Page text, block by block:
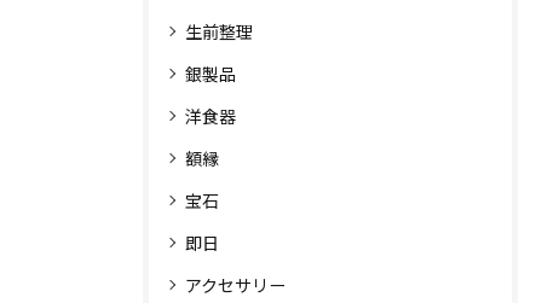
生前整理
銀製品
洋食器
額縁
宝石
即日
アクセサリー